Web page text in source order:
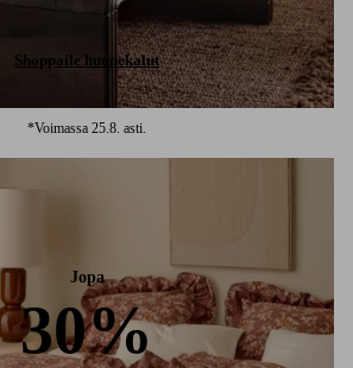
Shoppaile huonekalut
*Voimassa 25.8. asti.
Jopa
30%